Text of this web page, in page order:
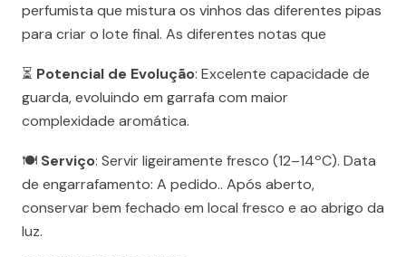
perfumista que mistura os vinhos das diferentes pipas
para criar o lote final. As diferentes notas que
⏳ Potencial de Evolução: Excelente capacidade de
guarda, evoluindo em garrafa com maior
complexidade aromática.
🍽️ Serviço: Servir ligeiramente fresco (12–14ºC). Data
de engarrafamento: A pedido.. Após aberto,
conservar bem fechado em local fresco e ao abrigo da
luz.